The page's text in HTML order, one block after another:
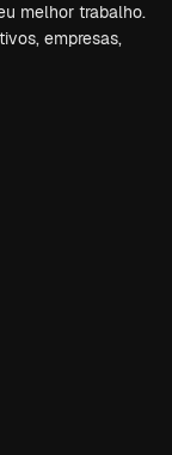
melhor trabalho.
empresas,